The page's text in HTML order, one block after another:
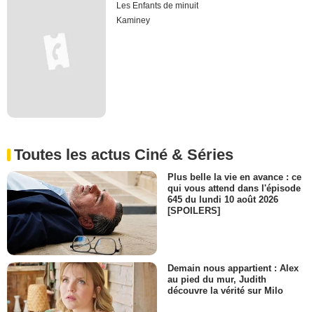
Les Enfants de minuit
Kaminey
Toutes les actus Ciné & Séries
Plus belle la vie en avance : ce
qui vous attend dans l'épisode
645 du lundi 10 août 2026
[SPOILERS]
Demain nous appartient : Alex
au pied du mur, Judith
découvre la vérité sur Milo